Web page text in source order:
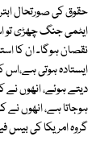
حقوق کی صورتحال
ایٹمی جنگ چھڑی تو
نقصان ہوگا۔ ان کا
ایستادہ ہوتی ہے،اس
دیتے ہوئے، انھوں
ہوجاتا ہے، انھوں نے
گروہ امریکا کی بیس